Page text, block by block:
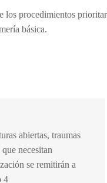
procedimientos
básica.
abiertas, traumas
necesitan
se remitirán a
4